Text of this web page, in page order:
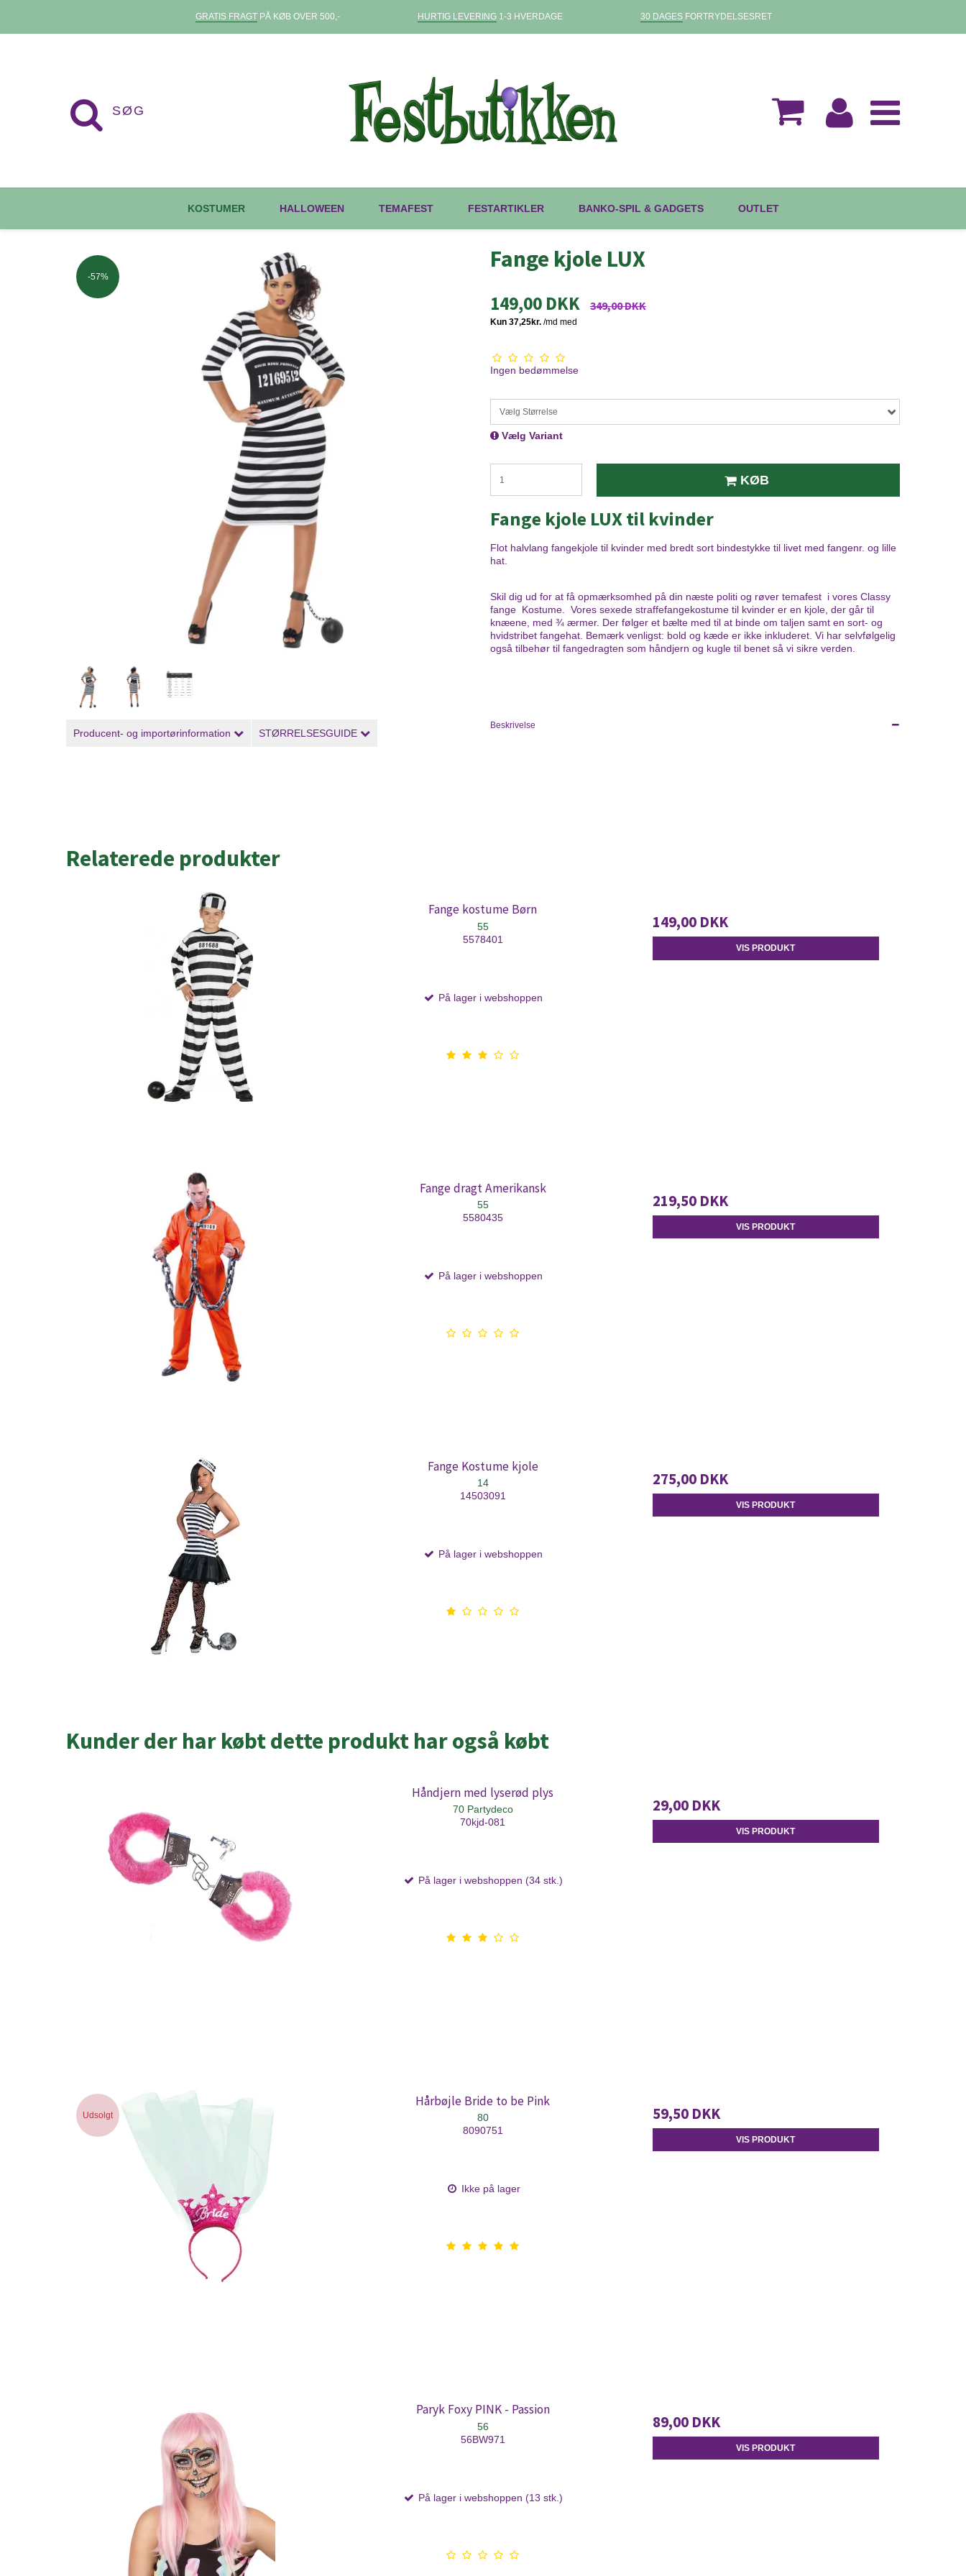
GRATIS FRAGTPÅ KØB OVER 500,- HURTIG LEVERING1-3 HVERDAGE 30 DAGESFORTRYDELSESRET
KOSTUMER HALLOWEEN TEMAFEST FESTARTIKLER BANKO-SPIL & GADGETS OUTLET
-57%
Producent- og importørinformation STØRRELSESGUIDE
Fange kjole LUX
149,00 DKK 349,00 DKK
Ingen bedømmelse
Vælg Størrelse
Vælg Variant
KØB
Fange kjole LUX til kvinder
Flot halvlang fangekjole til kvinder med bredt sort bindestykke til livet med fangenr. og lille
hat.
Skil dig ud for at få opmærksomhed på din næste politi og røver temafest i vores Classy
fange Kostume. Vores sexede straffefangekostume til kvinder er en kjole, der går til
knæene, med ¾ ærmer. Der følger et bælte med til at binde om taljen samt en sort- og
hvidstribet fangehat. Bemærk venligst: bold og kæde er ikke inkluderet. Vi har selvfølgelig
også tilbehør til fangedragten som håndjern og kugle til benet så vi sikre verden.
Beskrivelse
Relaterede produkter
Fange kostume Børn
55
5578401
På lager i webshoppen
149,00 DKK
VIS PRODUKT
Fange dragt Amerikansk
55
5580435
På lager i webshoppen
219,50 DKK
VIS PRODUKT
Fange Kostume kjole
14
14503091
På lager i webshoppen
275,00 DKK
VIS PRODUKT
Kunder der har købt dette produkt har også købt
Håndjern med lyserød plys
70 Partydeco
70kjd-081
På lager i webshoppen (34 stk.)
29,00 DKK
VIS PRODUKT
Udsolgt
Hårbøjle Bride to be Pink
80
8090751
Ikke på lager
59,50 DKK
VIS PRODUKT
Paryk Foxy PINK - Passion
56
56BW971
På lager i webshoppen (13 stk.)
89,00 DKK
VIS PRODUKT